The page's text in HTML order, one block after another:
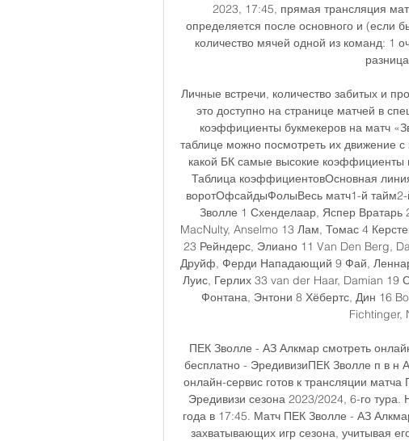
2023, 17:45, прямая трансляция
определяется после основного и (если
количество мячей одной из команд: 1
Личные встречи, количество забитых и
это доступно на странице матчей в
коэффициенты букмекеров на матч
таблице можно посмотреть их движение
какой БК самые высокие
Таблица коэффициентовОсновная
воротОфсайдыФолыВесь матч1-й
Зволле 1 Схенделаар, Яспер
MacNulty, Anselmo 13 Лам, Томас 4
23 Рейндерс, Элиано 11 Van Den Berg,
Друйф, Ферди Нападающий 9 Фай,
Луис, Герлих 33 van der Haar, Damian
Фонтана, Энтони 8 Хёбертс, Дин 16
Fichtinger,
ПЕК Зволле - АЗ Алкмар смотреть
бесплатно - ЭредивизиПЕК Зволле п в
онлайн-сервис готов к трансляции
Эредивизи сезона 2023/2024, 6-го
года в 17:45. Матч ПЕК Зволле - АЗ
захватывающих игр сезона, учитывая